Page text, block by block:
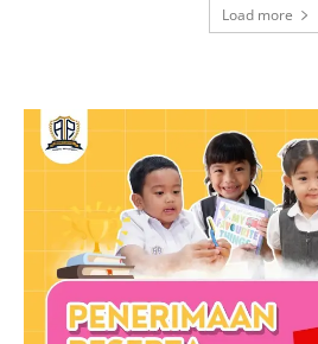
Load more